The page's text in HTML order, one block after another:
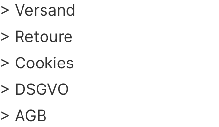
> Versand
> Retoure
> Cookies
> DSGVO
> AGB